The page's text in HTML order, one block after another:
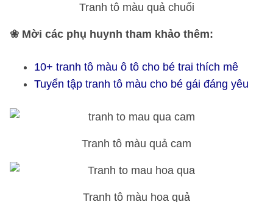
Tranh tô màu quả chuối
❀ Mời các phụ huynh tham khảo thêm:
10+ tranh tô màu ô tô cho bé trai thích mê
Tuyển tập tranh tô màu cho bé gái đáng yêu
Tranh tô màu quả cam
Tranh tô màu hoa quả